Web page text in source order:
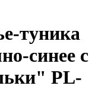
туника
синее с
PL-